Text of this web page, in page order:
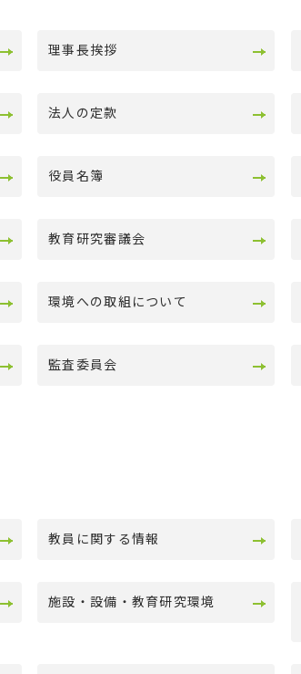
理事長挨拶
法人の定款
役員名簿
教育研究審議会
環境への取組について
監査委員会
教員に関する情報
施設・設備・教育研究環境